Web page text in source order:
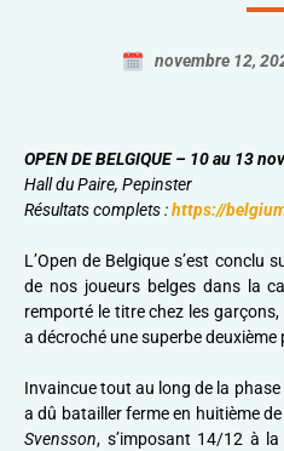
novembre 12,
OPEN DE BELGIQUE – 10 au 13
Hall du Paire, Pepinster
Résultats complets :https://
L’Open de Belgique s’est conclu
de nos joueurs belges dans la
remporté le titre chez les
a décroché une superbe deuxième
Invaincue tout au long de la phase
a dû batailler ferme en huitième
Svensson, s’imposant 14/12 à